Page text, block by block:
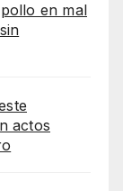
en mal
actos